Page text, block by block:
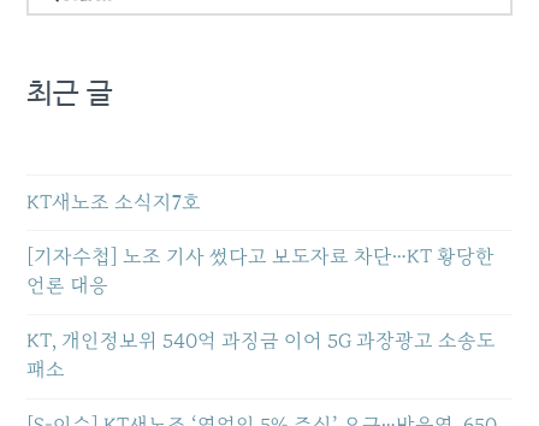
최근 글
KT새노조 소식지7호
[기자수첩] 노조 기사 썼다고 보도자료 차단…KT 황당한
언론 대응
KT, 개인정보위 540억 과징금 이어 5G 과장광고 소송도
패소